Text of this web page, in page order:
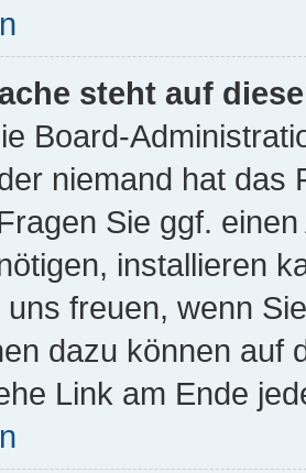
steht auf
Board-
niemand hat das
Sie ggf.
installieren
freuen, wenn
dazu können auf
Link am Ende